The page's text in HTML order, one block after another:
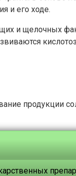
и его ходе.
и щелочных
продукции